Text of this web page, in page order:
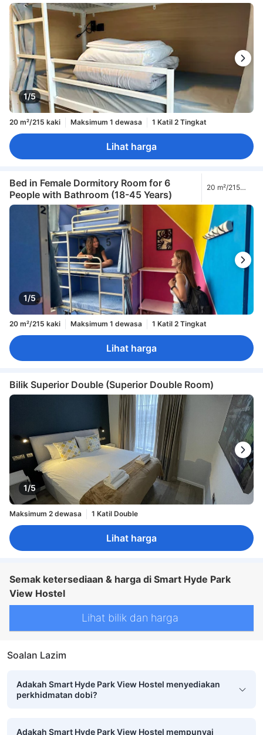
1/5
20 m²/215 kaki Maksimum 1 dewasa 1 Katil 2 Tingkat
Lihat harga
Bed in Female Dormitory Room for 6
People with Bathroom (18-45 Years)
20 m²/215
1/5
20 m²/215 kaki Maksimum 1 dewasa 1 Katil 2 Tingkat
Lihat harga
Bilik Superior Double (Superior Double Room)
1/5
Maksimum 2 dewasa 1 Katil Double
Lihat harga
Semak ketersediaan & harga di Smart Hyde Park
View Hostel
Lihat bilik dan harga
Soalan Lazim
Adakah Smart Hyde Park View Hostel menyediakan
perkhidmatan dobi?
Adakah Smart Hyde Park View Hostel mempunyai